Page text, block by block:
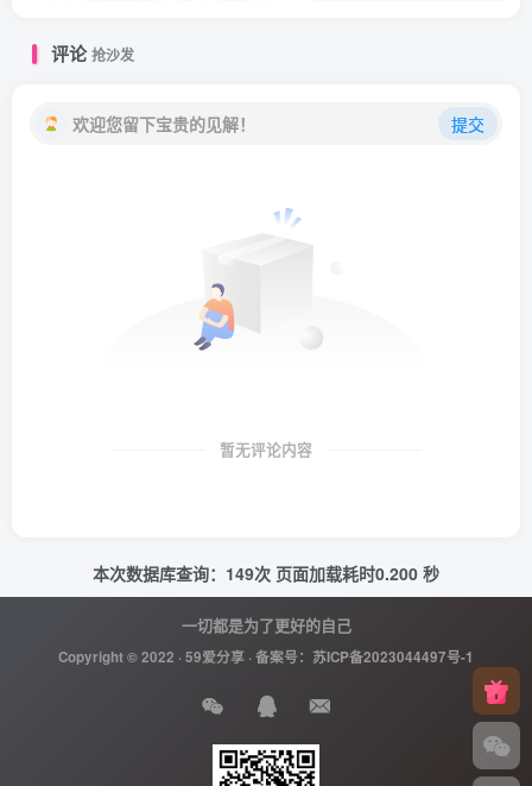
评论抢沙发
欢迎您留下宝贵的见解！ 提交
暂无评论内容
本次数据库查询：149次 页面加载耗时0.200 秒
一切都是为了更好的自己
Copyright © 2022 ·59爱分享 · 备案号： 苏ICP备2023044497号-1